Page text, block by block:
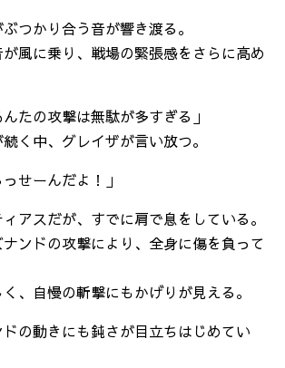
つかり合う音が響き渡る。
風に乗り、戦場の緊張感をさらに高め
たの攻撃は無駄が多すぎる」
く中、グレイザが言い放つ。
せーんだよ！」
アスだが、すでに肩で息をしている。
ンドの攻撃により、全身に傷を負って
、自慢の斬撃にもかげりが見える。
の動きにも鈍さが目立ちはじめてい